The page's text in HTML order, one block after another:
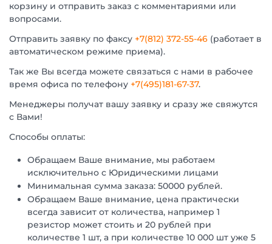
корзину и отправить заказ с комментариями или
вопросами.
Отправить заявку по факсу +7(812) 372-55-46 (работает в
автоматическом режиме приема).
Так же Вы всегда можете связаться с нами в рабочее
время офиса по телефону +7(495)181-67-37.
Менеджеры получат вашу заявку и сразу же свяжутся
с Вами!
Способы оплаты:
Обращаем Ваше внимание, мы работаем
исключительно с Юридическими лицами
Минимальная сумма заказа: 50000 рублей.
Обращаем Ваше внимание, цена практически
всегда зависит от количества, например 1
резистор может стоить и 20 рублей при
количестве 1 шт, а при количестве 10 000 шт уже 5